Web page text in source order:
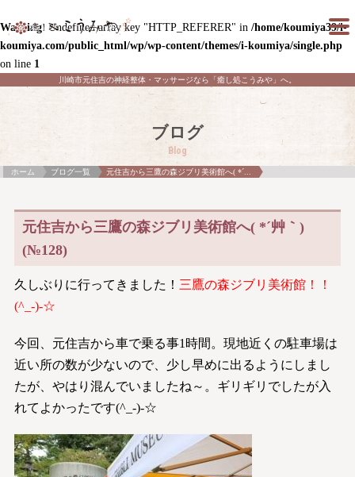
Warning: Undefined array key "HTTP_REFERER" in /home/koumiya39/i-
koumiya.com/public_html/wp/wp-content/themes/i-koumiya/single.php
on line 1
川崎市元住吉の神経整体・マッサージなら「癒し処こうみや」へ。
ブログ
Blog
ホーム ブログ一覧 元住吉から三鷹の森ジブリ美術館へ( *´...
元住吉から三鷹の森ジブリ美術館へ( *´艸｀)
(№128)
久しぶりに行ってきました！ 三鷹の森ジブリ美術館！！
(^_-)-☆
今回、元住吉から車で乗る事1時間。現地近くの駐車場は
近い所の数が少ないので、少し早めに出るようにしまし
たが、やはり混んでいましたね～。ギリギリでしたが入
れてよかったです(^_-)-☆